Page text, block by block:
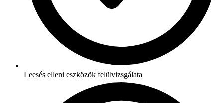
Leesés elleni eszközök felülvizsgálata